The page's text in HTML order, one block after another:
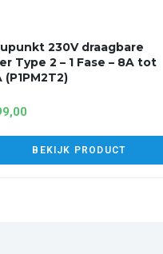
230V draagbare
Type 2 – 1 Fase – 8A tot
(P1PM2T2)
BEKIJK PRODUCT